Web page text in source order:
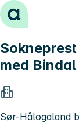
Hopp til innhold
med
Sør-Hålogaland